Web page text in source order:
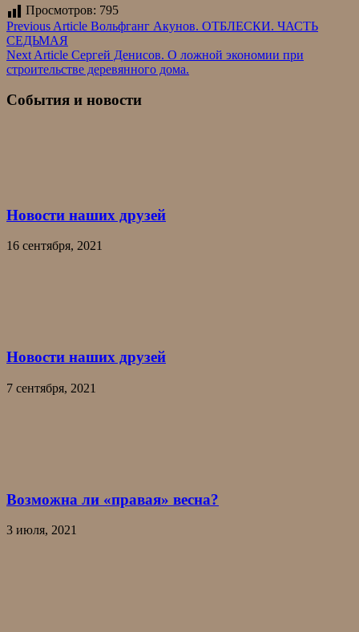
Просмотров: 795
Навигация
по
записям
Previous Article Вольфганг Акунов. ОТБЛЕСКИ. ЧАСТЬ
СЕДЬМАЯ
Next Article Сергей Денисов. О ложной экономии при
строительстве деревянного дома.
События и новости
Новости наших друзей
16 сентября, 2021
Новости наших друзей
7 сентября, 2021
Возможна ли «правая» весна?
3 июля, 2021